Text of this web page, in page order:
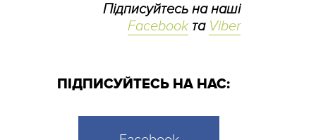
Підписуйтесь на наші
Facebookта Viber
ПІДПИСУЙТЕСЬ НА НАС: